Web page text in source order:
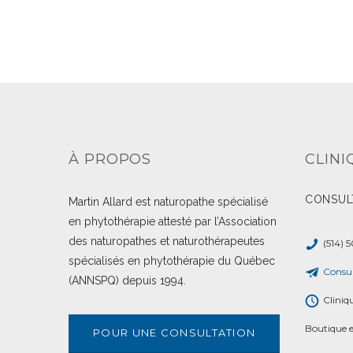
À PROPOS
Martin Allard est naturopathe spécialisé
en phytothérapie attesté par l’Association
des naturopathes et naturothérapeutes
spécialisés en phytothérapie du Québec
(ANNSPQ) depuis 1994.
POUR UNE CONSULTATION
(514)
Boutique